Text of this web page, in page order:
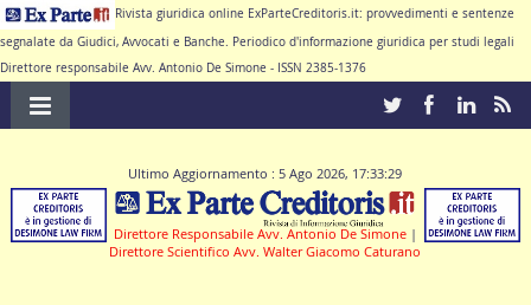
Rivista giuridica online ExParteCreditoris.it: provvedimenti e sentenze
segnalate da Giudici, Avvocati e Banche. Periodico d'informazione giuridica per studi legali
Direttore responsabile Avv. Antonio De Simone - ISSN 2385-1376
Ultimo Aggiornamento : 5 Ago 2026, 17:33:29
Direttore Responsabile Avv. Antonio De Simone |
Direttore Scientifico Avv. Walter Giacomo Caturano